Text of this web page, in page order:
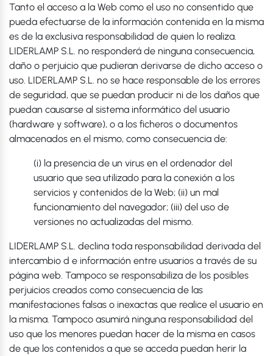
Tanto el acceso a la Web como el uso no consentido que
pueda efectuarse de la información contenida en la misma
es de la exclusiva responsabilidad de quien lo realiza.
LIDERLAMP S.L. no responderá de ninguna consecuencia,
daño o perjuicio que pudieran derivarse de dicho acceso o
uso. LIDERLAMP S.L. no se hace responsable de los errores
de seguridad, que se puedan producir ni de los daños que
puedan causarse al sistema informático del usuario
(hardware y software), o a los ficheros o documentos
almacenados en el mismo, como consecuencia de:
(i) la presencia de un virus en el ordenador del
usuario que sea utilizado para la conexión a los
servicios y contenidos de la Web; (ii) un mal
funcionamiento del navegador; (iii) del uso de
versiones no actualizadas del mismo.
LIDERLAMP S.L. declina toda responsabilidad derivada del
intercambio d e información entre usuarios a través de su
página web. Tampoco se responsabiliza de los posibles
perjuicios creados como consecuencia de las
manifestaciones falsas o inexactas que realice el usuario en
la misma. Tampoco asumirá ninguna responsabilidad del
uso que los menores puedan hacer de la misma en casos
de que los contenidos a que se acceda puedan herir la